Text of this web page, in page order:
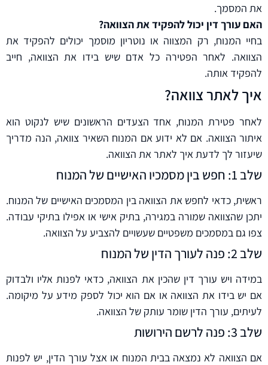
את המסמך.
האם עורך דין יכול להפקיד את הצוואה?
בחיי המנוח, רק המצווה או נוטריון מוסמך יכולים להפקיד את
הצוואה. לאחר הפטירה כל אדם שיש בידו את הצוואה, חייב
להפקיד אותה.
איך לאתר צוואה?
לאחר פטירת המנוח, אחד הצעדים הראשונים שיש לנקוט הוא
איתור הצוואה. אם לא ידוע אם המנוח השאיר צוואה, הנה מדריך
שיעזור לך לדעת איך לאתר את הצוואה.
שלב 1: חפש בין מסמכיו האישיים של המנוח
ראשית, כדאי לחפש את הצוואה בין המסמכים האישיים של המנוח.
יתכן שהצוואה שמורה במגירה, בתיק אישי או אפילו בתיקי עבודה.
צפו גם במסמכים משפטיים שעשויים להצביע על הצוואה.
שלב 2: פנה לעורך הדין של המנוח
במידה ויש עורך דין שהכין את הצוואה, כדאי לפנות אליו ולבדוק
אם יש בידו את הצוואה או אם הוא יכול לספק מידע על מיקומה.
לעיתים, עורך הדין שומר עותק של הצוואה.
שלב 3: פנה לרשם הירושות
אם הצוואה לא נמצאה בבית המנוח או אצל עורך הדין, יש לפנות